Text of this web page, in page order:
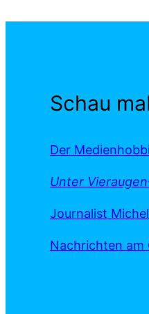
Schau
Der
Unter Vieraugen
Journalist Michel
Nachrichten am